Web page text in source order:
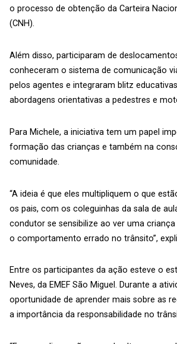
o processo de obtenção da Carteira
(CNH).
Além disso, participaram de
conheceram o sistema de comunicação
pelos agentes e integraram blitz
abordagens orientativas a pedestres e
Para Michele, a iniciativa tem um papel
formação das crianças e também na
comunidade.
“A ideia é que eles multipliquem o que
os pais, com os coleguinhas da sala de
condutor se sensibilize ao ver uma
o comportamento errado no trânsito”,
Entre os participantes da ação esteve o
Neves, da EMEF São Miguel. Durante a
oportunidade de aprender mais sobre as
a importância da responsabilidade no